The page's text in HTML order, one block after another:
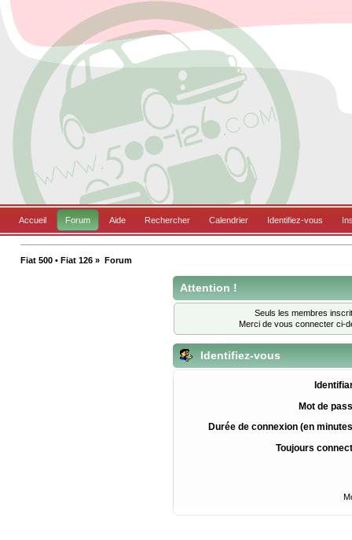
Accueil Forum Aide Rechercher Calendrier Identifiez-vous
Fiat 500 • Fiat 126 » Forum
Attention !
Seuls les membres
Merci de vous connecter ci-
Identifiez-vous
Mot de
Durée de connexion (en
Toujours